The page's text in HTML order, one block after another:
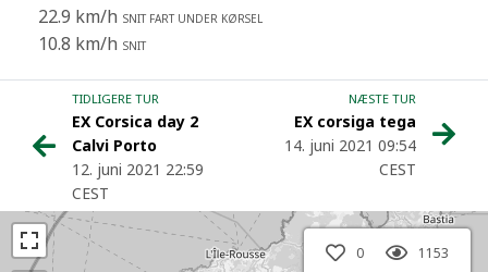
22.9 km/h SNIT FART UNDER KØRSEL
10.8 km/h SNIT
TIDLIGERE TUR
EX Corsica day 2
Calvi Porto
12. juni 2021 22:59
CEST
NÆSTE TUR
EX corsiga tega
14. juni 2021 09:54
CEST
0 1153